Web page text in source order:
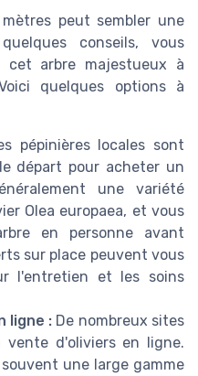
peut sembler une
conseils, vous
cet arbre majestueux à
quelques options à
pépinières locales sont
départ pour acheter un
une variété
Olea europaea, et vous
en personne avant
sur place peuvent vous
l'entretien et les soins
ligne : De nombreux sites
vente d'oliviers en ligne.
une large gamme